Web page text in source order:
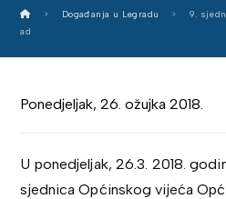
Događanja u Legradu
9.
ad
Ponedjeljak, 26. ožujka 2018.
U ponedjeljak, 26.3. 2018.
sjednica Općinskog vijeća